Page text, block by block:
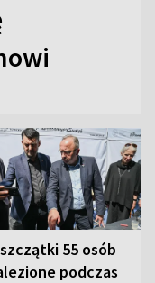
55 osób
podczas